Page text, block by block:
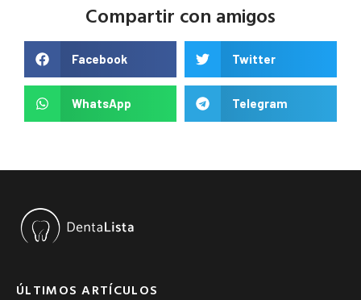
Compartir con amigos
Facebook Twitter
WhatsApp Telegram
ÚLTIMOS ARTÍCULOS